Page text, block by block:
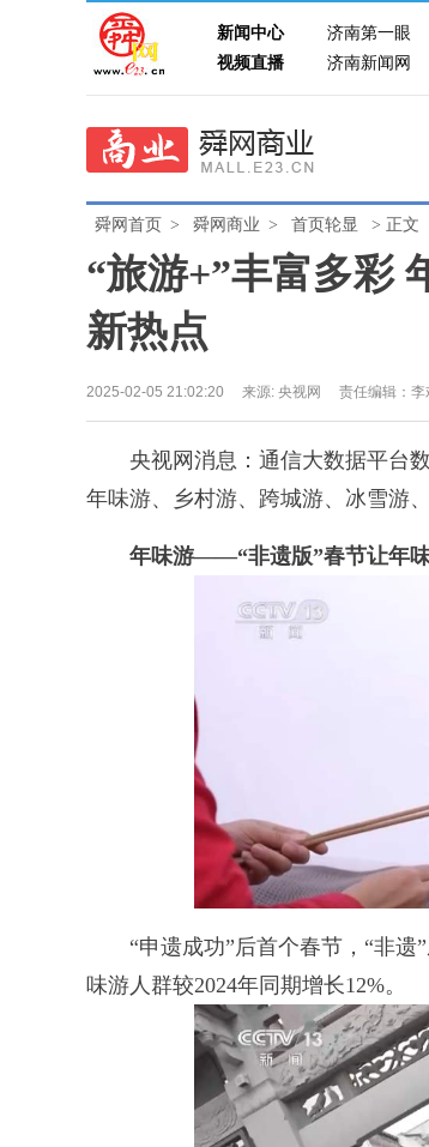
新闻中心 济南第一眼
视频直播
济南新闻网
舜网首页 > 舜网商业 > 首页轮显 > 正文
“旅游+”丰富多彩
新热点
2025-02-05 21:02:20 来源: 央视网 责任编辑：李
央视网消息：通信大数据平台数
年味游、乡村游、跨城游、冰雪游
年味游——“非遗版”春节让年
“申遗成功”后首个春节，“非遗”
味游人群较2024年同期增长12%。